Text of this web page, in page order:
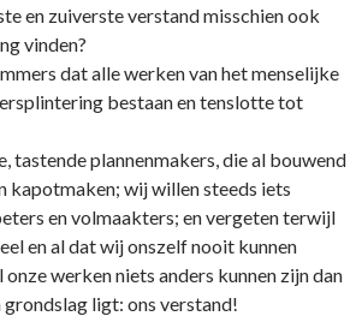
en zuiverste verstand misschien ook
vinden?
dat alle werken van het menselijke
bestaan en tenslotte tot
tastende plannenmakers, die al bouwend
kapotmaken; wij willen steeds iets
en volmaakters; en vergeten terwijl
en al dat wij onszelf nooit kunnen
werken niets anders kunnen zijn dan
grondslag ligt: ons verstand!